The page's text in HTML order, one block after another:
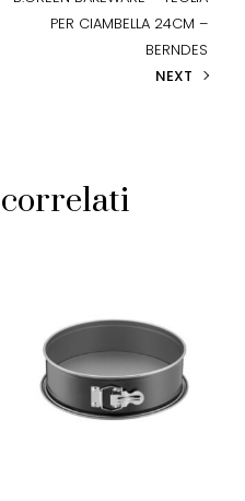
PER CIAMBELLA 24CM –
BERNDES
NEXT